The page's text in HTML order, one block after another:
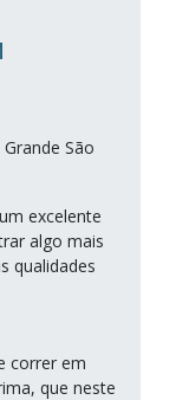
São
excelente
algo mais
qualidades
correr em
que neste